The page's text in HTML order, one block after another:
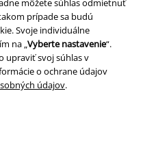
môžete súhlas odmietnuť
prípade sa budú
Svoje individuálne
na „Vyberte nastavenie“.
upraviť svoj súhlas v
o ochrane údajov
údajov.